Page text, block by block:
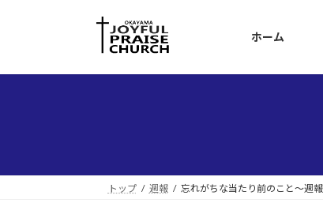
プ
動
ホーム
トップ 週報 忘れがちな当たり前のこと～週